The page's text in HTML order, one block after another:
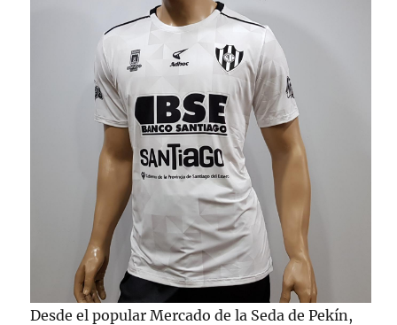
Desde el popular Mercado de la Seda de Pekín,